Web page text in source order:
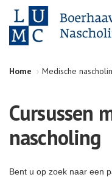
Home Medische
Cursussen
nascholing
Bent u op zoek naar een